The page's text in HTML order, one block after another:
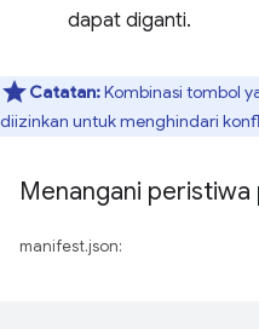
dapat diganti.
Catatan:Kombinasi tombol
diizinkan untuk menghindari
Menangani peristiwa
manifest.json: